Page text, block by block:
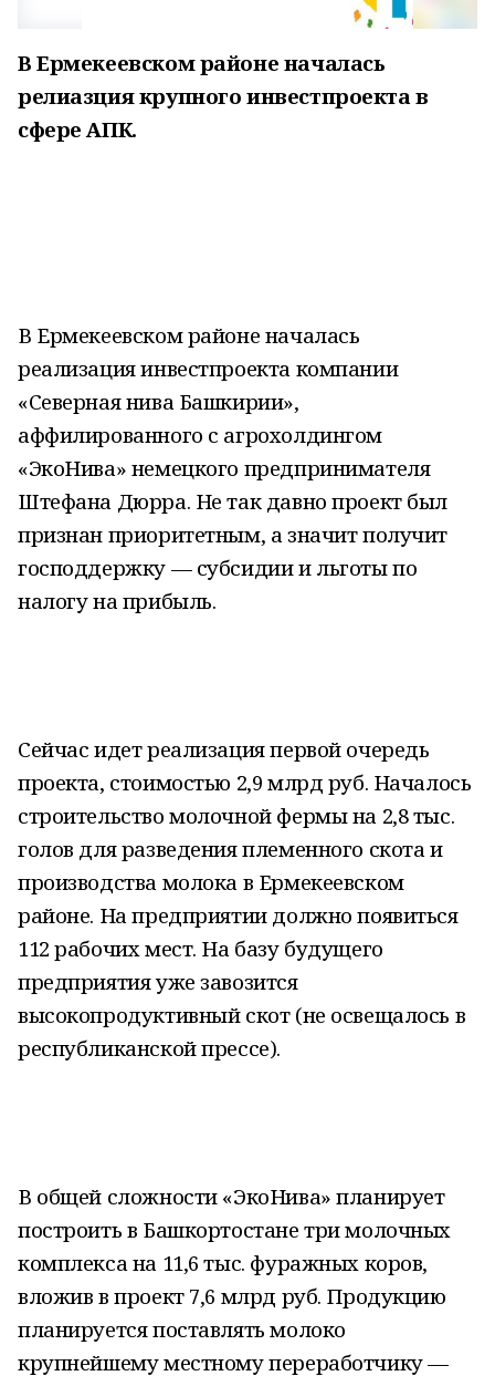
В Ермекеевском районе началась
релиазция крупного инвестпроекта в
сфере АПК.
В Ермекеевском районе началась
реализация инвестпроекта компании
«Северная нива Башкирии»,
аффилированного с агрохолдингом
«ЭкоНива» немецкого предпринимателя
Штефана Дюрра. Не так давно проект был
признан приоритетным, а значит получит
господдержку — субсидии и льготы по
налогу на прибыль.
Сейчас идет реализация первой очередь
проекта, стоимостью 2,9 млрд руб. Началось
строительство молочной фермы на 2,8 тыс.
голов для разведения племенного скота и
производства молока в Ермекеевском
районе. На предприятии должно появиться
112 рабочих мест. На базу будущего
предприятия уже завозится
высокопродуктивный скот (не освещалось в
республиканской прессе).
В общей сложности «ЭкоНива» планирует
построить в Башкортостане три молочных
комплекса на 11,6 тыс. фуражных коров,
вложив в проект 7,6 млрд руб. Продукцию
планируется поставлять молоко
крупнейшему местному переработчику —